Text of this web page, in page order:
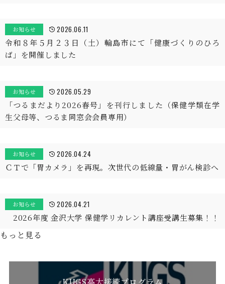
お知らせ 2026.06.11
令和８年５月２３日（土）輪島市にて「健康づくりのひろ
ば」を開催しました
お知らせ 2026.05.29
「つるまだより2026春号」を刊行しました（保健学類在学
生父母等、つるま同窓会会員専用）
お知らせ 2026.04.24
ＣＴで「胃カメラ」を再現。次世代の低線量・胃がん検診へ
お知らせ 2026.04.21
2026年度 金沢大学 保健学リカレント講座受講生募集！！
もっと見る
KUGS高大接続プログラム